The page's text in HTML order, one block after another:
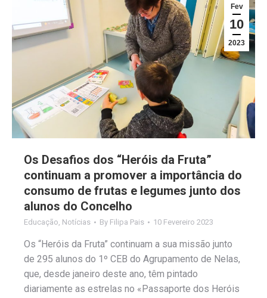
Fev
10
2023
Os Desafios dos “Heróis da Fruta”
continuam a promover a importância do
consumo de frutas e legumes junto dos
alunos do Concelho
Educação Notícias By Filipa Pais 10 Fevereiro 2023
Os “Heróis da Fruta” continuam a sua missão junto
de 295 alunos do 1º CEB do Agrupamento de Nelas,
que, desde janeiro deste ano, têm pintado
diariamente as estrelas no «Passaporte dos Heróis